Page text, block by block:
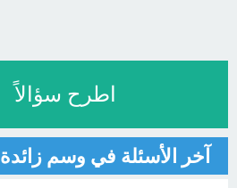
اطرح سؤالاً
آخر الأسئلة في وسم زائدة